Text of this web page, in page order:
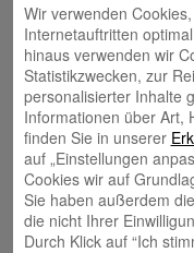
Wir verwenden
Internetauftritten
hinaus verwenden wir
Statistikzwecken, zur
personalisierter Inhalte
Informationen über Art,
finden Sie in unserer
auf „Einstellungen
Cookies wir auf
Sie haben außerdem
die nicht Ihrer
Durch Klick auf “Ich